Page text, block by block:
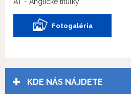
Fotogaléria
KDE NÁS NÁJDETE